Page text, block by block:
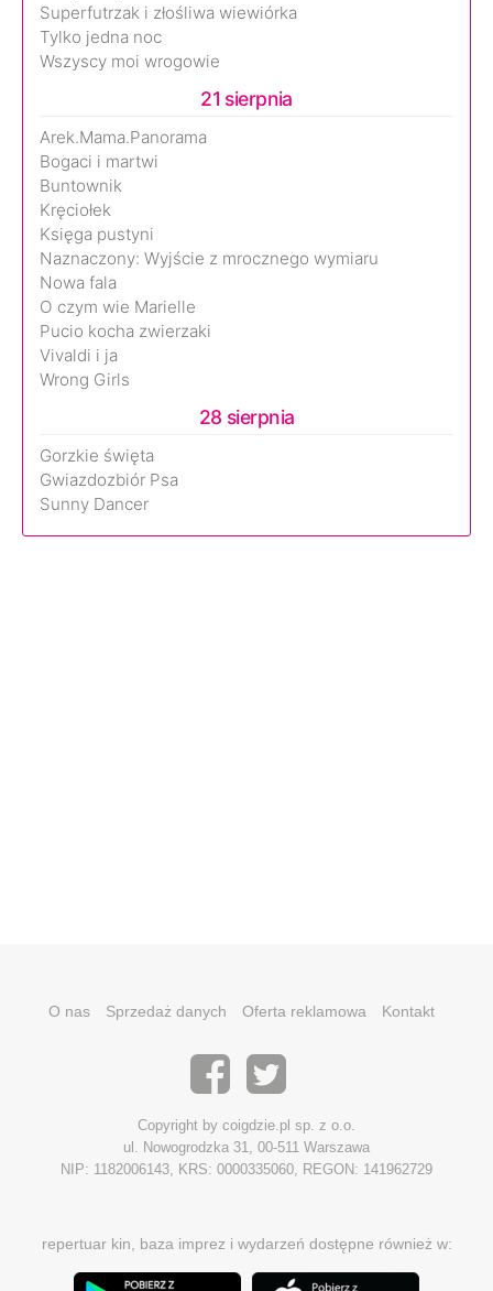
Superfutrzak i złośliwa wiewiórka
Tylko jedna noc
Wszyscy moi wrogowie
21 sierpnia
Arek.Mama.Panorama
Bogaci i martwi
Buntownik
Kręciołek
Księga pustyni
Naznaczony: Wyjście z mrocznego wymiaru
Nowa fala
O czym wie Marielle
Pucio kocha zwierzaki
Vivaldi i ja
Wrong Girls
28 sierpnia
Gorzkie święta
Gwiazdozbiór Psa
Sunny Dancer
O nas Sprzedaż danych Oferta reklamowa Kontakt
Copyright by coigdzie.pl sp. z o.o.
ul. Nowogrodzka 31, 00-511 Warszawa
NIP: 1182006143, KRS: 0000335060, REGON: 141962729
repertuar kin, baza imprez i wydarzeń dostępne również w: